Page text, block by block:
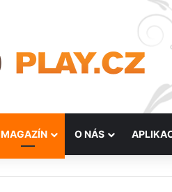
MAGAZÍN O NÁS